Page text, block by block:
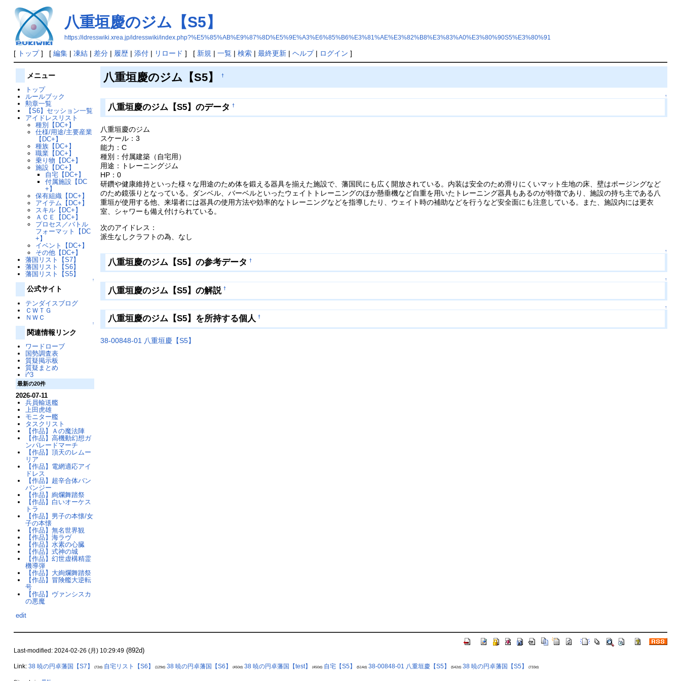
八重垣慶のジム【S5】
https://idresswiki.xrea.jp/idresswiki/index.php?%E5%85%AB%E9%87%8D%E5%9E%A3%E6%85%B6%E3%81%AE%E3%82%B8%E3%83%A0%E3%80%90S5%E3%80%91
[ トップ] [ 編集| 凍結| 差分| 履歴| 添付| リロード ] [ 新規 | 一覧| 検索| 最終更新| ヘルプ| ログイン ]
八重垣慶のジム【S5】 †
↑
八重垣慶のジム【S5】のデータ †
八重垣慶のジム
スケール：3
能力：C
種別：付属建築（自宅用）
用途：トレーニングジム
HP：0
研鑽や健康維持といった様々な用途のため体を鍛える器具を揃えた施設で、藩国民にも広く開放されている。内装は安全のため滑りにくいマット生地の床、壁はポージングなど
のため鏡張りとなっている。ダンベル、バーベルといったウェイトトレーニングのほか懸垂機など自重を用いたトレーニング器具もあるのが特徴であり、施設の持ち主である八
重垣が使用する他、来場者には器具の使用方法や効率的なトレーニングなどを指導したり、ウェイト時の補助などを行うなど安全面にも注意している。また、施設内には更衣
室、シャワーも備え付けられている。
次のアイドレス：
派生なしクラフトの為、なし
↑
八重垣慶のジム【S5】の参考データ †
↑
八重垣慶のジム【S5】の解説 †
↑
八重垣慶のジム【S5】を所持する個人 †
38-00848-01 八重垣慶【S5】
メニュー
トップ
ルールブック
勲章一覧
【S6】セッション一覧
アイドレスリスト
種別【DC+】
仕様/用途/主要産業
【DC+】
種族【DC+】
職業【DC+】
乗り物【DC+】
施設【DC+】
自宅【DC+】
付属施設【DC
+】
保有組織【DC+】
アイテム【DC+】
スキル【DC+】
ＡＣＥ【DC+】
プロセス／バトル
フォーマット【DC
+】
イベント【DC+】
その他【DC+】
藩国リスト【S7】
藩国リスト【S6】
藩国リスト【S5】
↑
公式サイト
テンダイスブログ
ＣＷＴＧ
ＮＷＣ
↑
関連情報リンク
ワードローブ
国勢調査表
質疑掲示板
質疑まとめ
i^3
最新の20件
2026-07-11
兵員輸送艦
上田虎雄
モニター艦
タスクリスト
【作品】Ａの魔法陣
【作品】高機動幻想ガ
ンパレードマーチ
【作品】頂天のレムー
リア
【作品】電網適応アイ
ドレス
【作品】超辛合体バン
バンジー
【作品】絢爛舞踏祭
【作品】白いオーケス
トラ
【作品】男子の本懐/女
子の本懐
【作品】無名世界観
【作品】海ラヴ
【作品】水素の心臓
【作品】式神の城
【作品】幻世虚構精霊
機導弾
【作品】大絢爛舞踏祭
【作品】冒険艦大逆転
号
【作品】ヴァンシスカ
の悪魔
edit
Last-modified: 2024-02-26 (月) 10:29:49(892d)
Link: 38 暁の円卓藩国【S7】 (72d) 自宅リスト【S6】 (129d) 38 暁の円卓藩国【S6】 (450d) 38 暁の円卓藩国【test】 (450d) 自宅【S5】 (514d) 38-00848-01 八重垣慶【S5】 (542d) 38 暁の円卓藩国【S5】 (733d)